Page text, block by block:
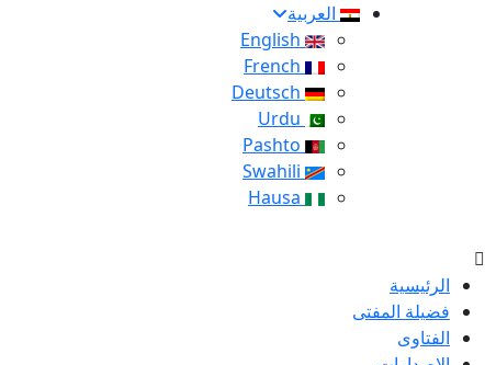
العربية
الرئيسية
فضيلة المفتى
الفتاوى